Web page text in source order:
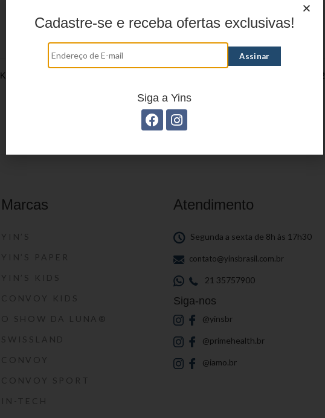
KIT ESCOLAR FUTEBOL YS42145 TESOURA DUAL COLOR YP7272
Marcas
YIN’S
YIN’S PAPER
YIN’S KIDS
CONVOY KIDS
O SHOW DA LUNA®
SWISSLAND
CONVOY
CONVOY SPORT
IN-TECH
Atendimento
Segunda a sexta de 8h às 17h30
contato@yinsbrasil.com.br
21 35757900
Siga-nos
@yinsbr
@primehealth.br
@iamo.br
Cadastre-se e receba ofertas exclusivas!
Siga a Yins